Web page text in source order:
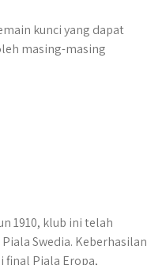
kunci yang dapat
masing-masing
1910, klub ini telah
Swedia. Keberhasilan
final Piala Eropa,